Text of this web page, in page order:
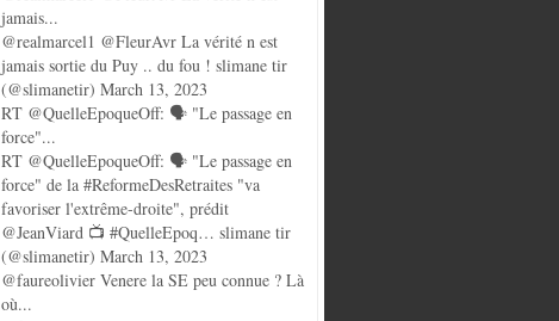
jamais...
@realmarcel1 @FleurAvr La vérité n est
jamais sortie du Puy .. du fou ! slimane tir
(@slimanetir) March 13, 2023
RT @QuelleEpoqueOff: 🗣️ "Le passage en
force"...
RT @QuelleEpoqueOff: 🗣️ "Le passage en
force" de la #ReformeDesRetraites "va
favoriser l'extrême-droite", prédit
@JeanViard 📺 #QuelleEpoq… slimane tir
(@slimanetir) March 13, 2023
@faureolivier Venere la SE peu connue ? Là
où...